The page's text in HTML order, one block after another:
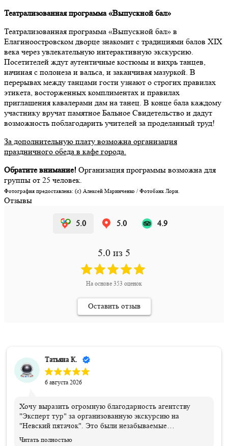
Театрализованная программа «Выпускной бал»
Театрализованная программа «Выпускной бал» в
Елагиноостровском дворце знакомит с традициями балов XIX
века через увлекательную интерактивную экскурсию.
Посетителей ждут аутентичные костюмы и вихрь танцев,
начиная с полонеза и вальса, и заканчивая мазуркой. В
перерывах между танцами гости узнают о строгих правилах
этикета, восторженных комплиментах и правилах
приглашения кавалерами дам на танец. В конце бала каждому
участнику вручат памятное Бальное Свидетельство и дадут
возможность поблагодарить учителей за проделанный труд!
За дополнительную плату возможна организация
праздничного обеда в кафе города.
Обратите внимание! Организация программы возможна для
группы от 25 человек.
Фотография предоставлена: (c) Алексей Маринченко / Фотобанк Лори.
Отзывы
5.0 5.0 4.9
5.0 из 5
На основе 353 оценок
Оставить отзыв
Татьяна К.
6 августа 2026
Хочу выразить огромную благодарность агентству
"Эксперт тур" за организованную экскурсию на
"Невский пятачок". Это были незабываемые
впечатления и эмоции!!! Всем организаторам огромное
Читать полностью